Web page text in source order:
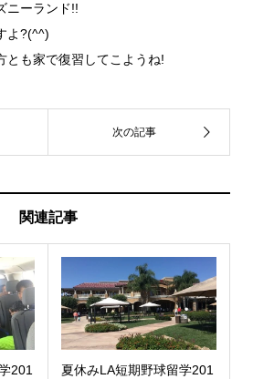
ニーランド!!
よ?(^^)
とも家で復習してこようね!
関連記事
201
夏休みLA短期野球留学201